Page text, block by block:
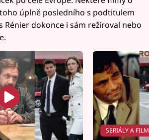
úplně posledního s podtitulem
Rénier dokonce i sám režíroval nebo
SERIÁLY A